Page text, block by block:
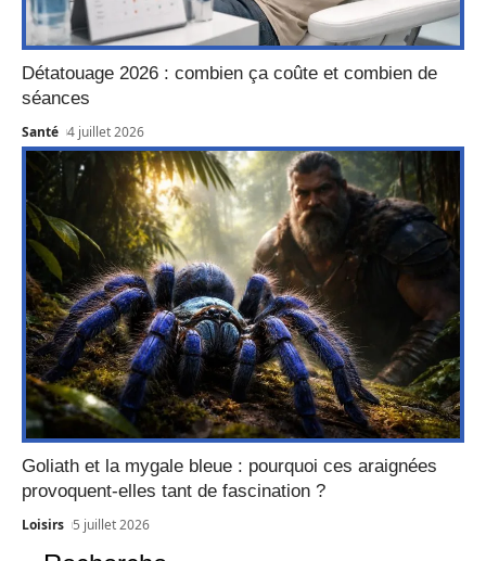
Détatouage 2026 : combien ça coûte et combien de
séances
Santé 4 juillet 2026
Goliath et la mygale bleue : pourquoi ces araignées
provoquent-elles tant de fascination ?
Loisirs 5 juillet 2026